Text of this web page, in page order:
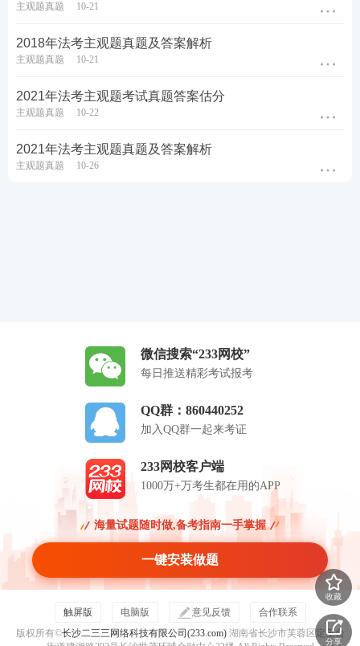
主观题真题 10-21
2018年法考主观题真题及答案解析
主观题真题 10-21
2021年法考主观题考试真题答案估分
主观题真题 10-22
2021年法考主观题真题及答案解析
主观题真题 10-26
微信搜索“233网校”
每日推送精彩考试报考
QQ群：860440252
加入QQ群一起来考证
233网校客户端
1000万+万考生都在用的APP
海量试题随时做,备考指南一手掌握
一键安装做题
触屏版 电脑版 意见反馈
合作联系
版权所有©长沙二三三网络科技有限公司(233.com)湖南省长沙市芙蓉区定王台
收藏
分享